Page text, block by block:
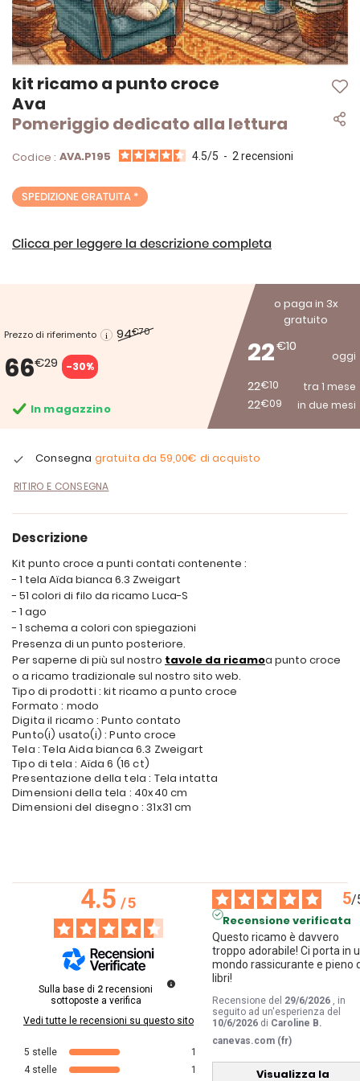
kit ricamo a punto croce
Ava
Pomeriggio dedicato alla lettura
Codice : AVA.P195 4.5/5 - 2 recensioni
SPEDIZIONE GRATUITA *
Clicca per leggere la descrizione completa
Prezzo di riferimento 94€70
66€29 -30%
o paga in 3x
gratuito
22€10
oggi
22€10 tra 1 mese
22€09 in due mesi
In magazzino
Consegna gratuita da 59,00€ di acquisto
RITIRO E CONSEGNA
Vai
all'inizio
della
galleria
immagini
Descrizione
Kit punto croce a punti contati contenente :
- 1 tela Aïda bianca 6.3 Zweigart
- 51 colori di filo da ricamo Luca-S
- 1 ago
- 1 schema a colori con spiegazioni
Presenza di un punto posteriore.
Per saperne di più sul nostro tavole da ricamoa punto croce
o a ricamo tradizionale sul nostro sito web.
Tipo di prodotti : kit ricamo a punto croce
Formato : modo
Digita il ricamo : Punto contato
Punto(i) usato(i) : Punto croce
Tela : Tela Aida bianca 6.3 Zweigart
Tipo di tela : Aïda 6 (16 ct)
Presentazione della tela : Tela intatta
Dimensioni della tela : 40x40 cm
Dimensioni del disegno : 31x31 cm
4.5/5
Sulla base di 2 recensioni
sottoposte a verifica
Vedi tutte le recensioni su questo sito
5 stelle
1
4 stelle 1
5/
Recensione verificata
Questo ricamo è davvero
troppo adorabile! Ci porta in
mondo rassicurante e pieno
libri!
Recensione del 29/6/2026
, in
seguito ad un'esperienza del
10/6/2026 di Caroline B.
canevas.com (fr)
Visualizza la